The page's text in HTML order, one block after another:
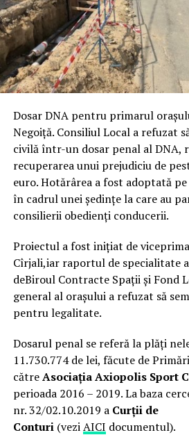
Dosar DNA pentru primarul
Negoiță. Consiliul Local a refuzat
civilă într-un dosar penal al DNA,
recuperarea unui prejudiciu de
euro. Hotărârea a fost adoptată
în cadrul unei ședințe la care au
consilierii obedienți conducerii.
Proiectul a fost inițiat de
Cîrjali,iar raportul de specialitate
deBiroul Contracte Spații și Fond
general al orașului a refuzat să
pentru legalitate.
Dosarul penal se referă la plăți
11.730.774 de lei, făcute de
cătreAsociația Axiopolis Sport
perioada 2016 – 2019. La baza
nr. 32/02.10.2019 a Curții de
Conturi(veziAICI documentul).